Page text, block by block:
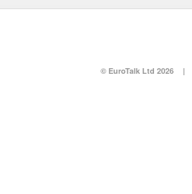
© EuroTalk Ltd 2026 |